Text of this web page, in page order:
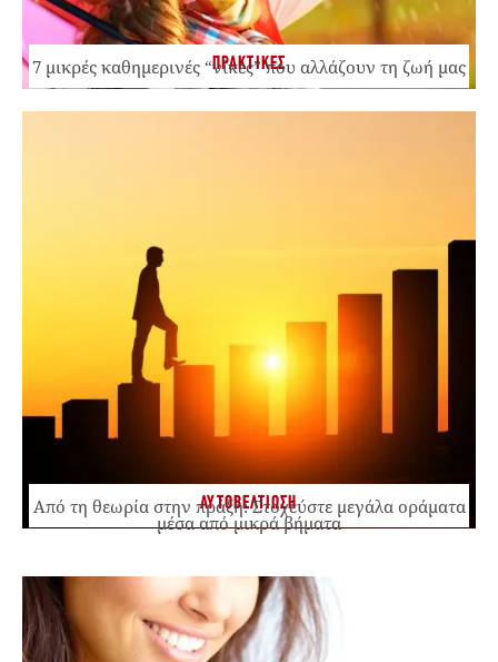
ΠΡΑΚΤΙΚΕΣ
7 μικρές καθημερινές “νίκες” που αλλάζουν τη ζωή μας
ΑΥΤΟΒΕΛΤΙΩΣΗ
Από τη θεωρία στην πράξη: Στοχεύστε μεγάλα οράματα
μέσα από μικρά βήματα